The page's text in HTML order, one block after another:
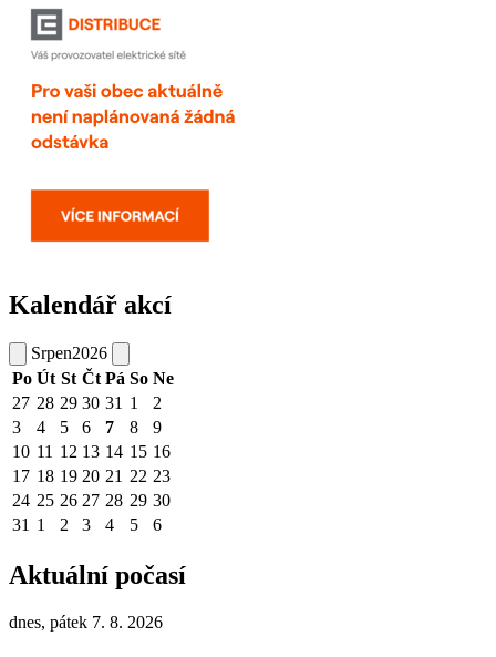
Kalendář akcí
Srpen2026
Po Út St Čt Pá So Ne
27 28 29 30 31 1
2
3
4 5 6 7 8
9
10 11 12 13 14 15 16
17 18 19 20 21 22 23
24 25 26 27 28 29 30
31 1 2 3 4 5 6
Aktuální počasí
dnes, pátek 7. 8. 2026